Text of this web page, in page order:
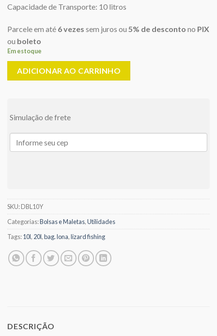
Capacidade de Transporte: 10 litros
Parcele em até 6 vezes sem juros ou 5% de desconto no PIX
ou boleto
Em estoque
ADICIONAR AO CARRINHO
Simulação de frete
SKU:DBL10Y
Categorias:Bolsas e Maletas,Utilidades
Tags:10l, 20l,bag. lona,lizard fishing
DESCRIÇÃO